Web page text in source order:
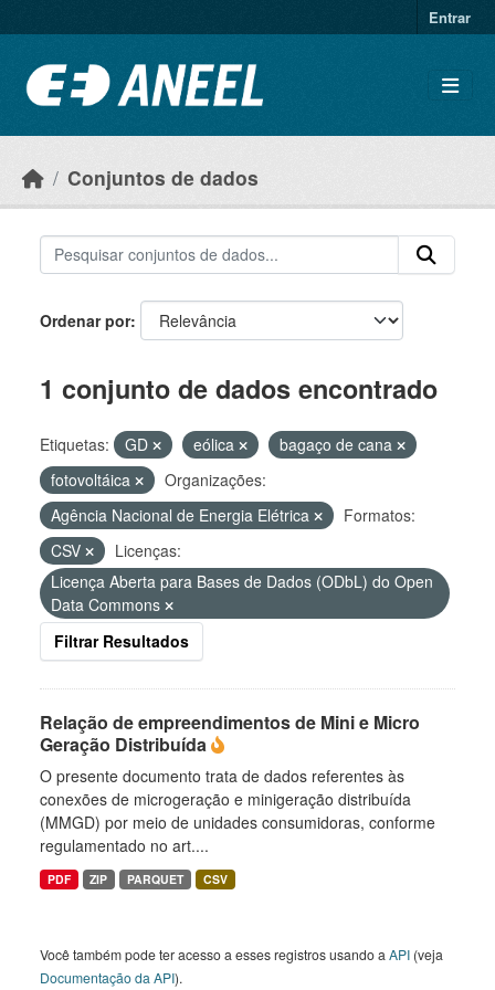
Entrar
Conjuntos de dados
Ordenar por
1 conjunto de dados encontrado
Etiquetas: GD eólica
bagaço de cana
fotovoltáica
Organizações:
Agência Nacional de Energia Elétrica
Formatos:
CSV
Licenças:
Licença Aberta para Bases de Dados (ODbL) do Open
Data Commons
Filtrar Resultados
Relação de empreendimentos de Mini e Micro
Geração Distribuída
O presente documento trata de dados referentes às
conexões de microgeração e minigeração distribuída
(MMGD) por meio de unidades consumidoras, conforme
regulamentado no art....
PDF ZIP PARQUET CSV
Você também pode ter acesso a esses registros usando a API (veja
Documentação da API).